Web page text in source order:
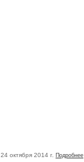
24 октября 2014 г. Подробнее